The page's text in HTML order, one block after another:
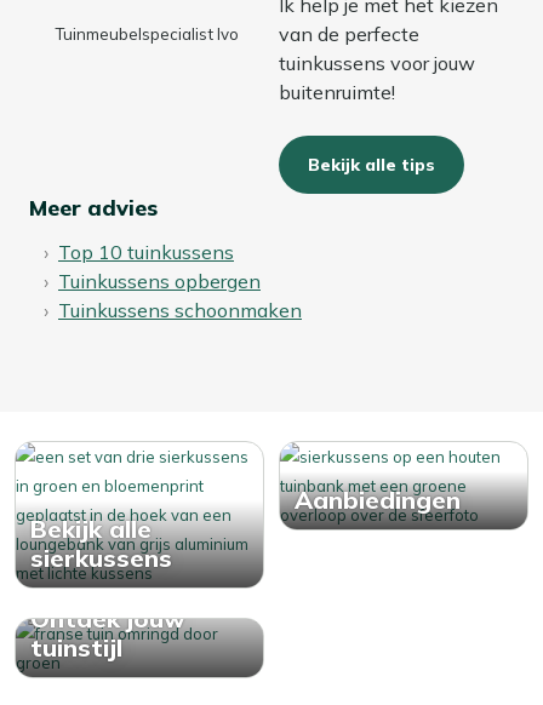
Tuinmeubelspecialist Ivo
van de perfecte
tuinkussens voor jouw
buitenruimte!
Bekijk alle tips
Meer advies
Top 10 tuinkussens
Tuinkussens opbergen
Tuinkussens schoonmaken
Bekijk alle
sierkussens
Aanbiedingen
Ontdek jouw
tuinstijl